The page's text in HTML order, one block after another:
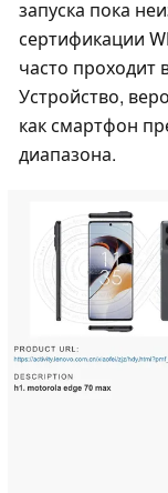
запуска пока
сертификации
часто проходит
Устройство,
как смартфон
диапазона.